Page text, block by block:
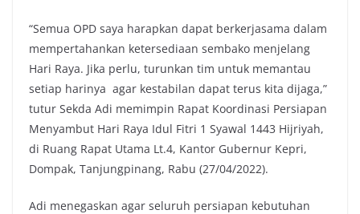
“Semua OPD saya harapkan dapat berkerjasama dalam
mempertahankan ketersediaan sembako menjelang
Hari Raya. Jika perlu, turunkan tim untuk memantau
setiap harinya agar kestabilan dapat terus kita dijaga,”
tutur Sekda Adi memimpin Rapat Koordinasi Persiapan
Menyambut Hari Raya Idul Fitri 1 Syawal 1443 Hijriyah,
di Ruang Rapat Utama Lt.4, Kantor Gubernur Kepri,
Dompak, Tanjungpinang, Rabu (27/04/2022).
Adi menegaskan agar seluruh persiapan kebutuhan